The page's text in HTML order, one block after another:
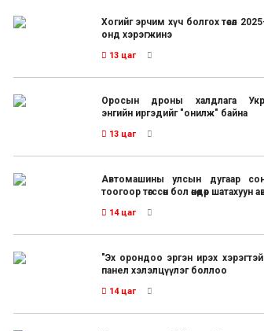
Хогийг эрчим хүч болгох төсөл
онд хэрэгжинэ
13 цаг
Оросын дроны халдлага
энгийн иргэдийг "онилж" байна
13 цаг
Автомашины улсын дугаар
тоогоор төгссөн бол өнөөдөр шатахуун
14 цаг
"Эх орондоо эргэн ирэх
панел хэлэлцүүлэг боллоо
14 цаг